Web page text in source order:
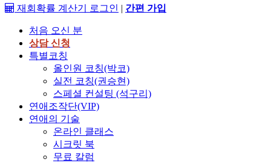
재회확률 계산기 로그인 | 간편 가입
처음 오신 분
상담 신청
특별코칭
올인원 코칭(박코)
실전 코칭(권승현)
스페셜 컨설팅 (석구리)
연애조작단(VIP)
연애의 기술
온라인 클래스
시크릿 북
무료 칼럼